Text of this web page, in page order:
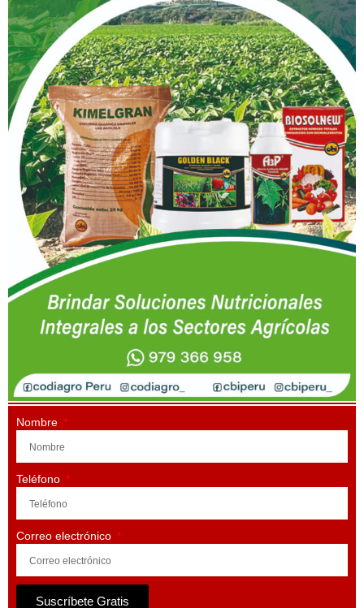
Nombre
Teléfono
Correo electrónico
Suscríbete Gratis